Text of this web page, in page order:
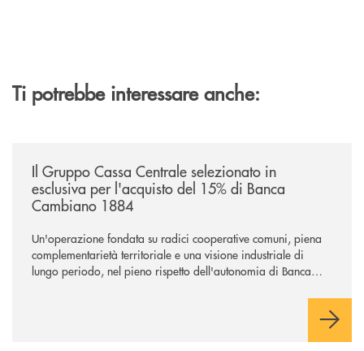
Ti potrebbe interessare anche:
Il Gruppo Cassa Centrale selezionato in
esclusiva per l'acquisto del 15% di Banca
Cambiano 1884
Un'operazione fondata su radici cooperative comuni, piena
complementarietà territoriale e una visione industriale di
lungo periodo, nel pieno rispetto dell'autonomia di Banca
negoziazione esclusiva per la finalizzazione dell’operazione.